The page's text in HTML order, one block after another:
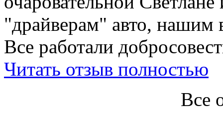
"драйверам" авто, нашим
Все работали
Читать отзыв полностью
Все